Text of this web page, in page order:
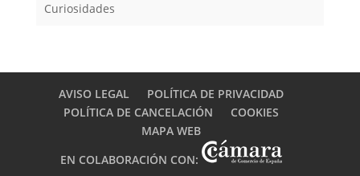
Curiosidades
AVISO LEGAL
POLÍTICA DE PRIVACIDAD
POLÍTICA DE CANCELACIÓN
COOKIES
MAPA WEB
EN COLABORACIÓN CON: